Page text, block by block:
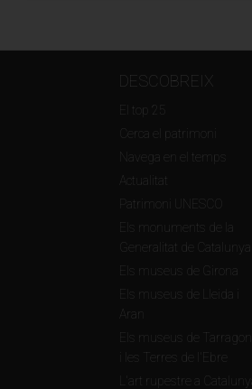
DESCOBREIX
El top 25
Cerca el patrimoni
Navega en el temps
Actualitat
Patrimoni UNESCO
Els monuments de la
Generalitat de Catalunya
Els museus de Girona
Els museus de Lleida i
Aran
Els museus de Tarragona
i les Terres de l'Ebre
L'art rupestre a Catalunya